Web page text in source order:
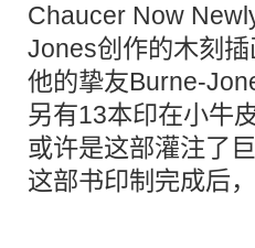
Chaucer Now
Jones创作的木刻
他的挚友Burne-
另有13本印在小牛
或许是这部灌注了
这部书印制完成后